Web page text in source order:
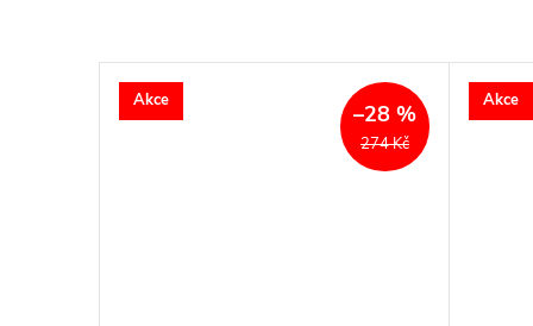
Akce
274 Kč
–28 % Akce